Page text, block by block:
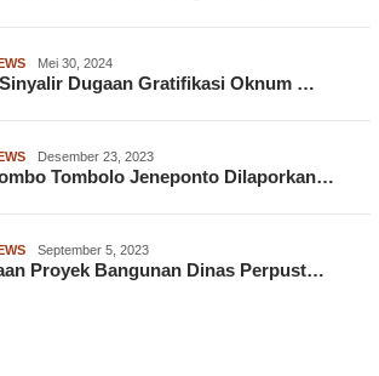
Mei 30, 2024
Dugaan Gratifikasi Oknum …
Desember 23, 2023
Tombolo Jeneponto Dilaporkan…
September 5, 2023
Proyek Bangunan Dinas Perpust…